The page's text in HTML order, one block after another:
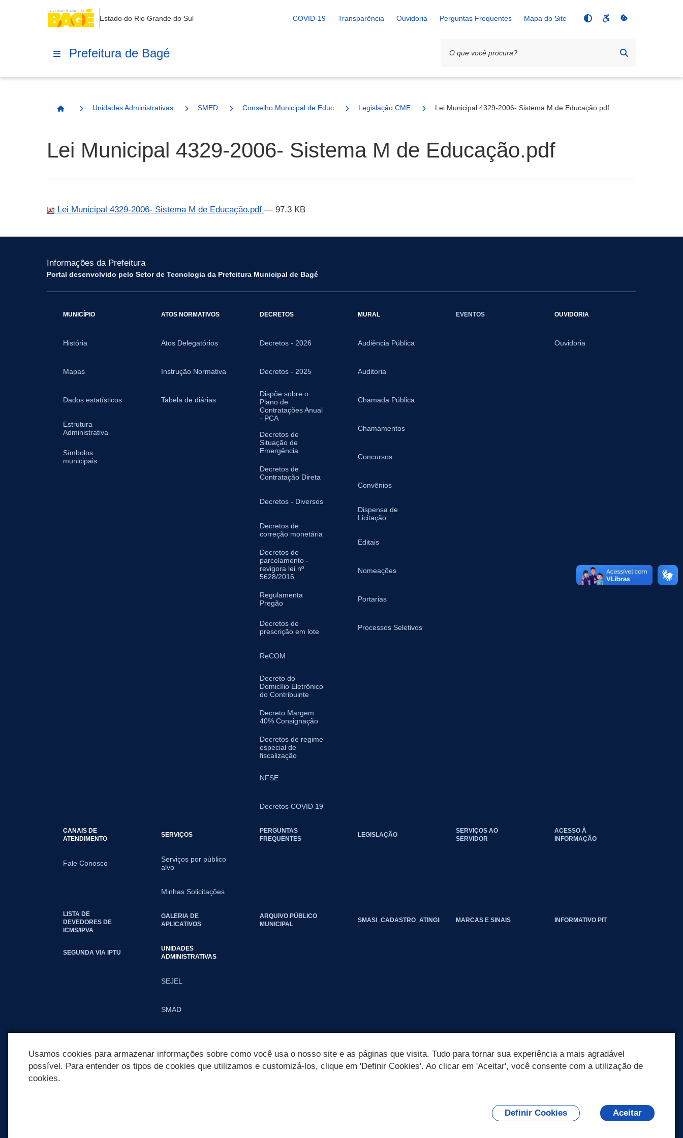
Estado do Rio Grande do Sul COVID-19 Transparência Ouvidoria Perguntas Frequentes Mapa do Site
Prefeitura de Bagé
Página Inicial
Unidades Administrativas SMED Conselho Municipal de Educação Legislação CME Lei Municipal 4329-2006- Sistema M de Educação.pdf
Lei Municipal 4329-2006- Sistema M de Educação.pdf
Lei Municipal 4329-2006- Sistema M de Educação.pdf — 97.3 KB
Informações da Prefeitura
Portal desenvolvido pelo Setor de Tecnologia da Prefeitura Municipal de Bagé
MUNICÍPIO
História
Mapas
Dados estatísticos
Estrutura
Administrativa
Símbolos
municipais
ATOS NORMATIVOS
Atos Delegatórios
Instrução Normativa
Tabela de diárias
DECRETOS
Decretos - 2026
Decretos - 2025
Dispõe sobre o
Plano de
Contratações Anual
- PCA
Decretos de
Situação de
Emergência
Decretos de
Contratação Direta
Decretos - Diversos
Decretos de
correção monetária
Decretos de
parcelamento -
revigora lei nº
5628/2016
Regulamenta
Pregão
Decretos de
prescrição em lote
ReCOM
Decreto do
Domicílio Eletrônico
do Contribuinte
Decreto Margem
40% Consignação
Decretos de regime
especial de
fiscalização
NFSE
Decretos COVID 19
MURAL
Audiência Pública
Auditoria
Chamada Pública
Chamamentos
Concursos
Convênios
Dispensa de
Licitação
Editais
Nomeações
Portarias
Processos Seletivos
EVENTOS OUVIDORIA
Ouvidoria
CANAIS DE
ATENDIMENTO
Fale Conosco
SERVIÇOS
Serviços por público
alvo
Minhas Solicitações
PERGUNTAS
FREQUENTES
LEGISLAÇÃO
SERVIÇOS AO
SERVIDOR
ACESSO À
INFORMAÇÃO
LISTA DE
DEVEDORES DE
ICMS/IPVA
GALERIA DE
APLICATIVOS
ARQUIVO PÚBLICO
MUNICIPAL
SMASI_CADASTRO_ATINGIDOS_EVENTOS_CLIMATICOS
MARCAS E SINAIS INFORMATIVO PIT
SEGUNDA VIA IPTU
UNIDADES
ADMINISTRATIVAS
SEJEL
SMAD
Usamos cookies para armazenar informações sobre como você usa o nosso site e as páginas que visita. Tudo para tornar sua experiência a mais agradável
possível. Para entender os tipos de cookies que utilizamos e customizá-los, clique em 'Definir Cookies'. Ao clicar em 'Aceitar', você consente com a utilização de
cookies.
Definir Cookies Aceitar